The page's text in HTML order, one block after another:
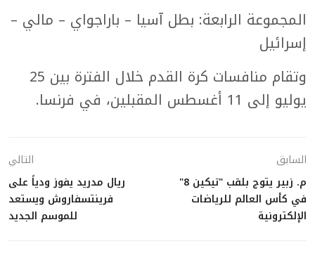
المجموعة الرابعة: بطل آسيا – باراجواي – مالي –
إسرائيل
وتقام منافسات كرة القدم خلال الفترة بين 25
يوليو إلى 11 أغسطس المقبلين، في فرنسا.
السابق
م. زبير يتوج بلقب "تيكين 8"
في كأس العالم للرياضات
الإلكترونية
التالي
ريال مدريد يفوز ودياً على
فرينتسفاروش ويستعد
للموسم الجديد